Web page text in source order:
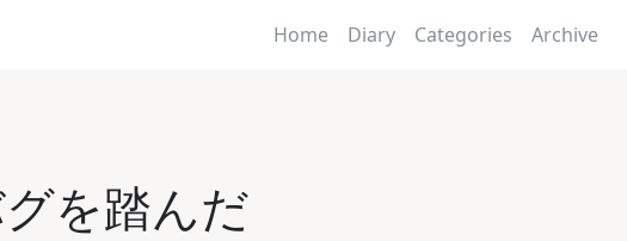
Home Diary Categories Archive
を踏んだ